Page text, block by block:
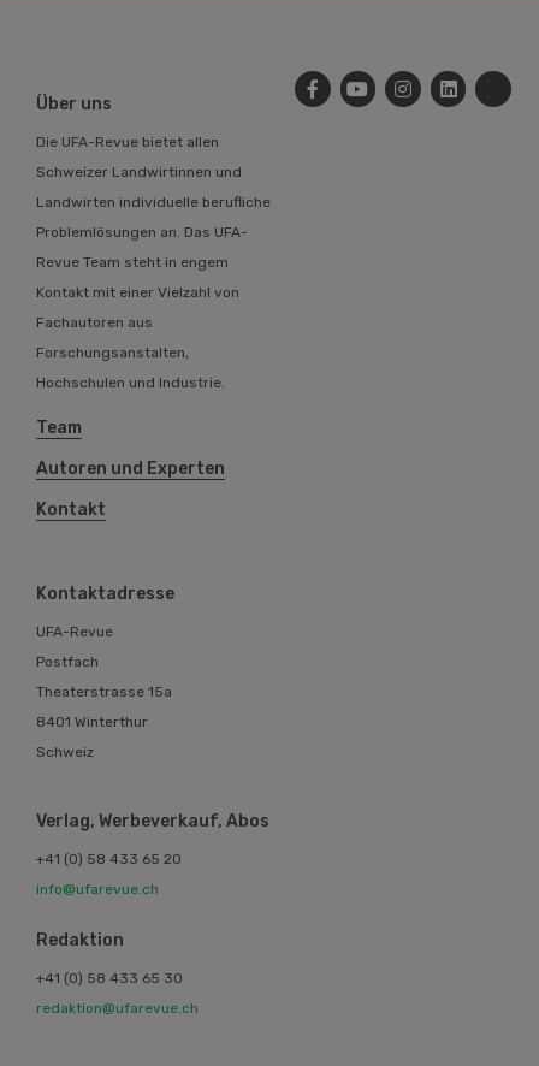
Über uns
Die UFA-Revue bietet allen
Schweizer Landwirtinnen und
Landwirten individuelle berufliche
Problemlösungen an. Das UFA-
Revue Team steht in engem
Kontakt mit einer Vielzahl von
Fachautoren aus
Forschungsanstalten,
Hochschulen und Industrie.
Team
Autoren und Experten
Kontakt
Kontaktadresse
UFA-Revue
Postfach
Theaterstrasse 15a
8401 Winterthur
Schweiz
Verlag, Werbeverkauf, Abos
+41 (0) 58 433 65 20
info@ufarevue.ch
Redaktion
+41 (0) 58 433 65 30
redaktion@ufarevue.ch